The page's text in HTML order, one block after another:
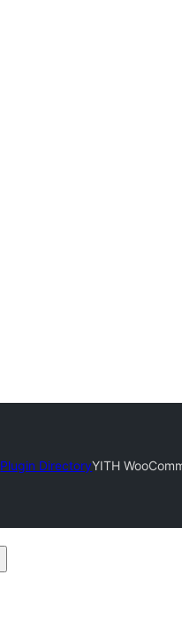
Plugin DirectoryYITH